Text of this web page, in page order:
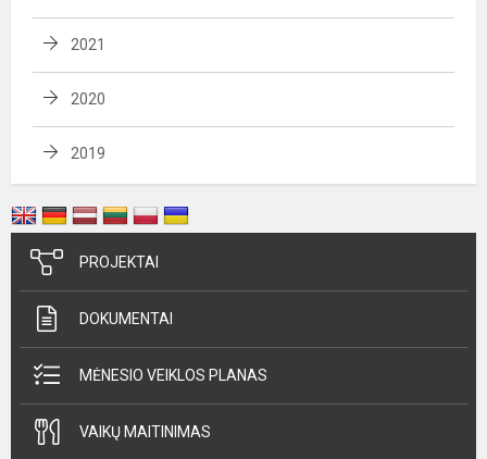
2021
2020
2019
PROJEKTAI
DOKUMENTAI
MĖNESIO VEIKLOS PLANAS
VAIKŲ MAITINIMAS